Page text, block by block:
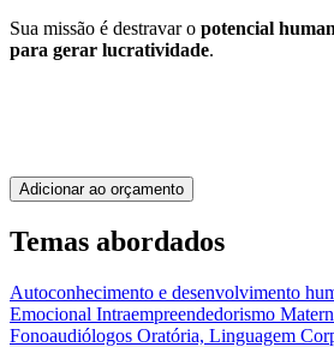
Sua missão é destravar o potencial
para gerar lucratividade.
Adicionar ao orçamento
Temas abordados
Autoconhecimento e desenvolvimento
Emocional Intraempreendedorismo
Fonoaudiólogos Oratória, Linguagem